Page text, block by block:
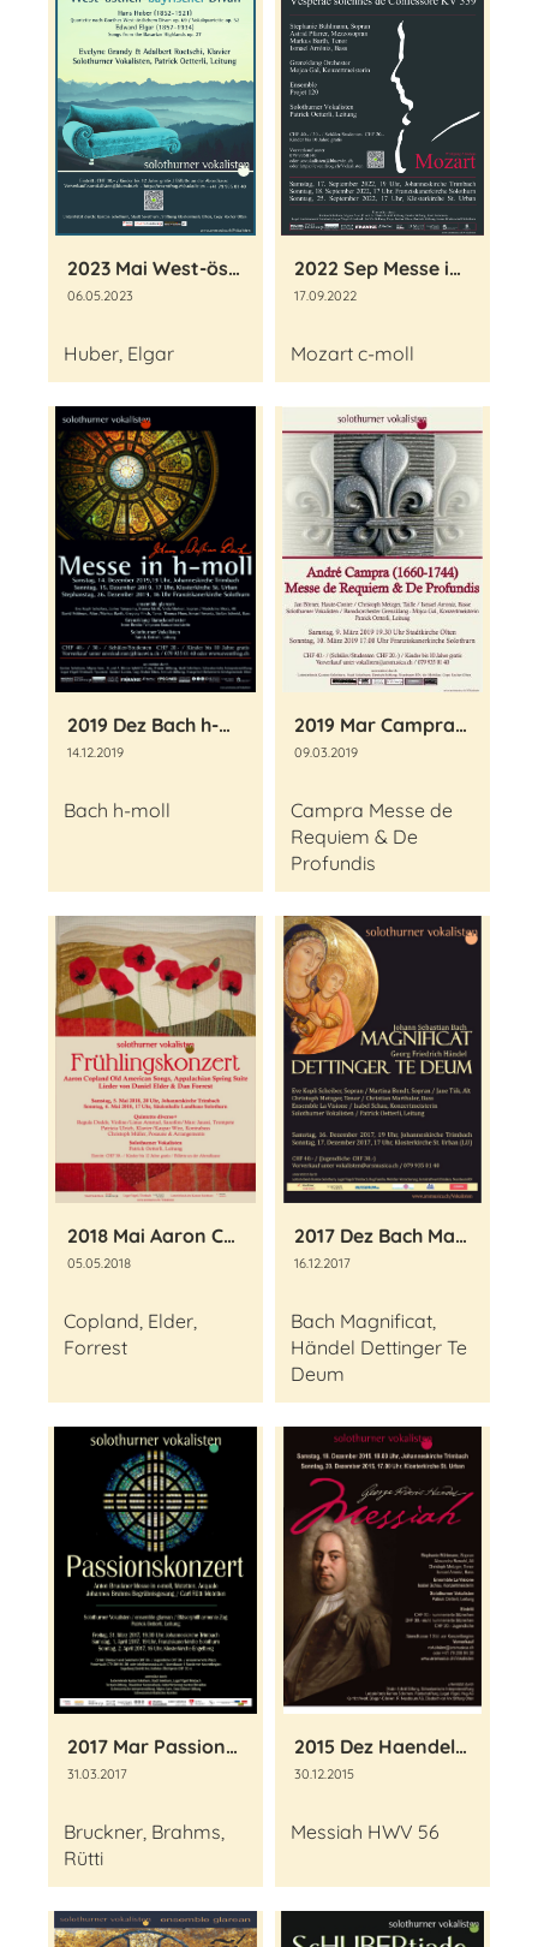
2023 Mai West-östlich-bayrischer Divan
06.05.2023
Huber, Elgar
2022 Sep Messe in c-Moll KV 427
17.09.2022
Mozart c-moll
2019 Dez Bach h-moll Messe
14.12.2019
Bach h-moll
2019 Mar Campra Requiem
09.03.2019
Campra Messe de
Requiem & De
Profundis
2018 Mai Aaron Copland Old American Songs
05.05.2018
Copland, Elder,
Forrest
2017 Dez Bach Magnificat, Händel Dettinger Te Deum
16.12.2017
Bach Magnificat,
Händel Dettinger Te
Deum
2017 Mar Passionskonzert
31.03.2017
Bruckner, Brahms,
Rütti
2015 Dez Haendel Messiah
30.12.2015
Messiah HWV 56